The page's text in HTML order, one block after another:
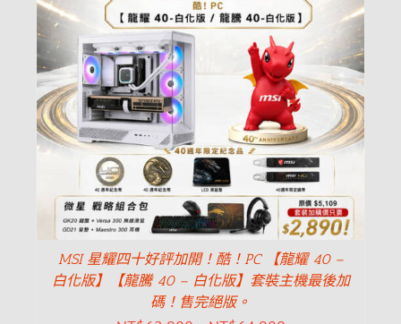
MSI 星耀四十好評加開！酷！PC 【龍耀 40 –
白化版】【龍騰 40 – 白化版】套裝主機最後加
碼！售完絕版。